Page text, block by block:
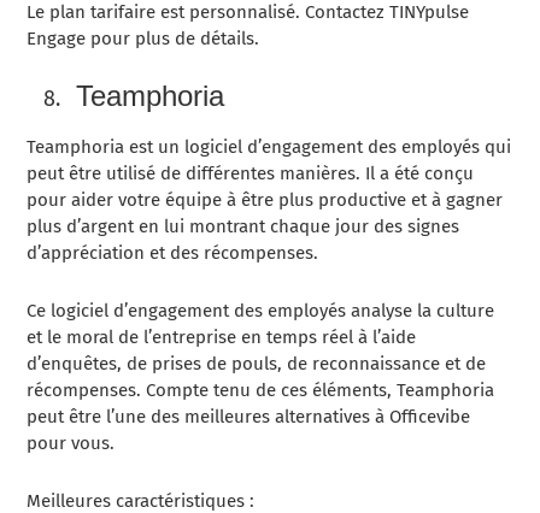
Le plan tarifaire est personnalisé. Contactez TINYpulse
Engage pour plus de détails.
Teamphoria
Teamphoria est un logiciel d’engagement des employés qui
peut être utilisé de différentes manières. Il a été conçu
pour aider votre équipe à être plus productive et à gagner
plus d’argent en lui montrant chaque jour des signes
d’appréciation et des récompenses.
Ce logiciel d’engagement des employés analyse la culture
et le moral de l’entreprise en temps réel à l’aide
d’enquêtes, de prises de pouls, de reconnaissance et de
récompenses. Compte tenu de ces éléments, Teamphoria
peut être l’une des meilleures alternatives à Officevibe
pour vous.
Meilleures caractéristiques :